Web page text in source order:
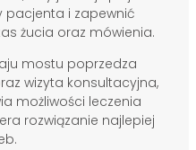
pacjenta i zapewnić
żucia oraz mówienia.
mostu poprzedza
wizyta konsultacyjna,
możliwości leczenia
rozwiązanie najlepiej